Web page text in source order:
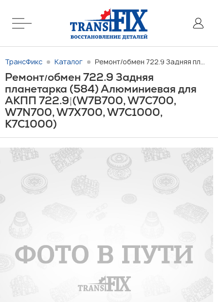
ТрансФикс Каталог Ремонт/обмен 722.9 Задняя планетарка (584) Алюминиевая для АКПП 722.9 (W7B700, W7C700, W7N700, W7X700, W7C1000, K7C1000)
Ремонт/обмен 722.9 Задняя
планетарка (584) Алюминиевая для
АКПП 722.9 (W7B700, W7C700,
W7N700, W7X700, W7C1000,
K7C1000)